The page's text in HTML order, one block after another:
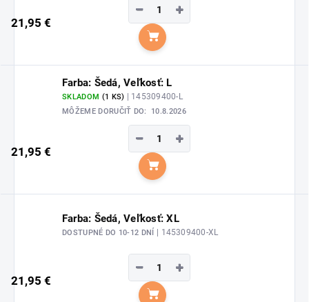
21,95 €
+
−
Do košíka
Farba: Šedá, Veľkosť: L
SKLADOM (1 KS) | 145309400-L
MÔŽEME DORUČIŤ DO: 10.8.2026
21,95 €
+
−
Do košíka
Farba: Šedá, Veľkosť: XL
DOSTUPNÉ DO 10-12 DNÍ | 145309400-XL
21,95 €
+
−